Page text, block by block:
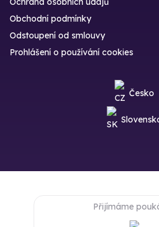
Obchodní podmínky
Odstoupení od smlouvy
Prohlášení o používání cookies
Česko
Přijímáme